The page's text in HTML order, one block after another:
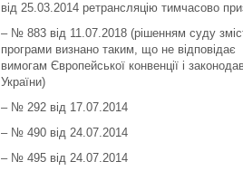
від 25.03.2014 ретрансляцію тимчасово
– № 883 від 11.07.2018 (рішенням суду
програми визнано таким, що не відповідає
вимогам Європейської конвенції і
України)
– № 292 від 17.07.2014
– № 490 від 24.07.2014
– № 495 від 24.07.2014